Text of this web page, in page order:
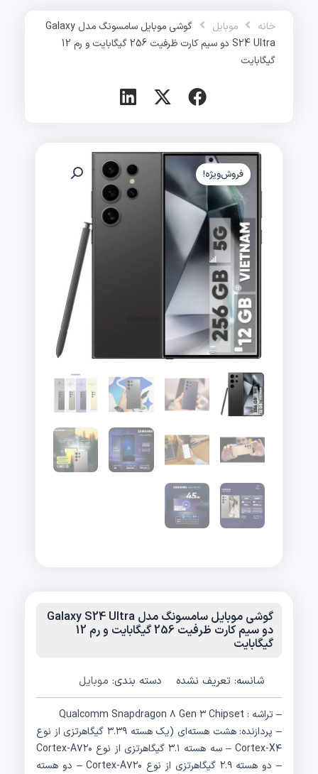
خانه موبایل
گوشی موبایل سامسونگ مدل Galaxy
S24 Ultra دو سیم کارت ظرفیت 256 گیگابایت و رم 12
گیگابایت
گوشی موبایل سامسونگ مدل Galaxy S24 Ultra
دو سیم کارت ظرفیت 256 گیگابایت و رم 12
گیگابایت
شانسه: تعریف نشده دسته بندی: موبایل
– تراشه : Qualcomm Snapdragon ۸ Gen ۳ Chipset
– پردازنده: هشت هسته‌ای (یک هسته ۳.۳۹ گیگاهرتزی از نوع
Cortex-X۴ – سه هسته ۳.۱ گیگاهرتزی از نوع Cortex-A۷۲۰
– دو هسته ۲.۹ گیگاهرتزی از نوع Cortex-A۷۲۰ – دو هسته
فروش‌ویژه!